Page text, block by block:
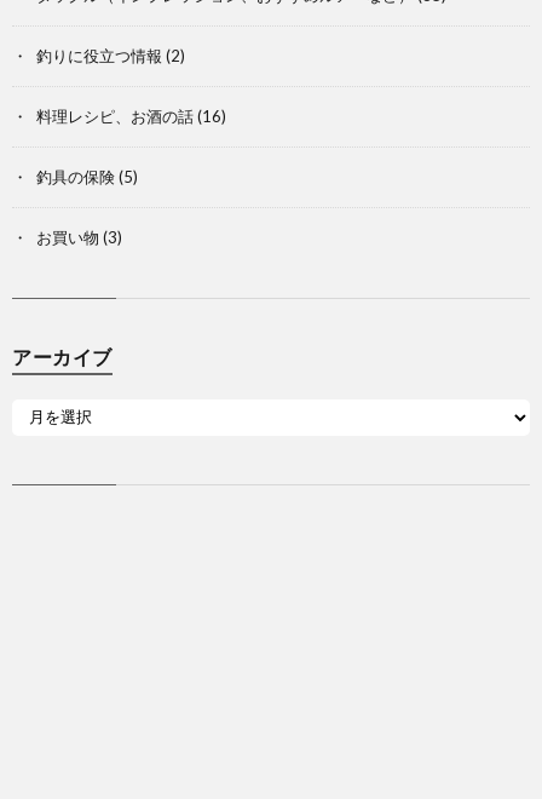
釣りに役立つ情報 (2)
料理レシピ、お酒の話(16)
釣具の保険(5)
お買い物 (3)
アーカイブ